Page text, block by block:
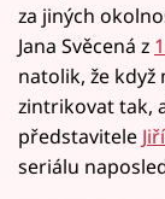
za jiných
Jana Svěcená z
natolik, že když
zintrikovat tak,
představitele
seriálu